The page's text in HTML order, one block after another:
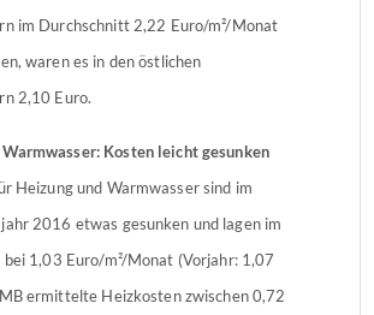
im Durchschnitt 2,22 Euro/m²/Monat
waren es in den östlichen
2,10 Euro.
Kosten leicht gesunken
Heizung und Warmwasser sind im
2016 etwas gesunken und lagen im
1,03 Euro/m²/Monat (Vorjahr: 1,07
ermittelte Heizkosten zwischen 0,72